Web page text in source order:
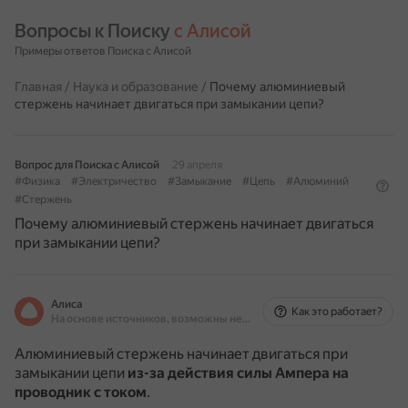
Вопросы к Поиску с Алисой
Примеры ответов Поиска с Алисой
Главная / Наука и образование / Почему алюминиевый
стержень начинает двигаться при замыкании цепи?
Вопрос для Поиска с Алисой
29 апреля
#Физика
#Электричество #Замыкание #Цепь
#Алюминий
#Стержень
Почему алюминиевый стержень начинает двигаться
при замыкании цепи?
Алиса
На основе источников, возможны неточности
Как это работает?
Алюминиевый стержень начинает двигаться при
замыкании цепи из-за действия силы Ампера на
проводник с током.